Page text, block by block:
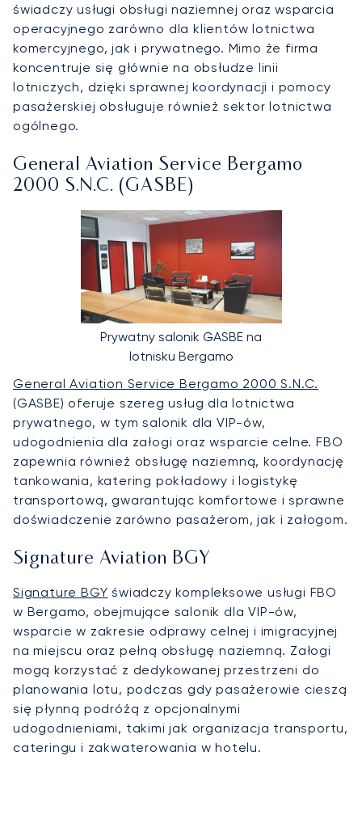
świadczy usługi obsługi naziemnej oraz wsparcia
operacyjnego zarówno dla klientów lotnictwa
komercyjnego, jak i prywatnego. Mimo że firma
koncentruje się głównie na obsłudze linii
lotniczych, dzięki sprawnej koordynacji i pomocy
pasażerskiej obsługuje również sektor lotnictwa
ogólnego.
General Aviation Service Bergamo
2000 S.N.C. (GASBE)
Prywatny salonik GASBE na
lotnisku Bergamo
General Aviation Service Bergamo 2000 S.N.C.
(GASBE) oferuje szereg usług dla lotnictwa
prywatnego, w tym salonik dla VIP-ów,
udogodnienia dla załogi oraz wsparcie celne. FBO
zapewnia również obsługę naziemną, koordynację
tankowania, katering pokładowy i logistykę
transportową, gwarantując komfortowe i sprawne
doświadczenie zarówno pasażerom, jak i załogom.
Signature Aviation BGY
Signature BGY świadczy kompleksowe usługi FBO
w Bergamo, obejmujące salonik dla VIP-ów,
wsparcie w zakresie odprawy celnej i imigracyjnej
na miejscu oraz pełną obsługę naziemną. Załogi
mogą korzystać z dedykowanej przestrzeni do
planowania lotu, podczas gdy pasażerowie cieszą
się płynną podróżą z opcjonalnymi
udogodnieniami, takimi jak organizacja transportu,
cateringu i zakwaterowania w hotelu.